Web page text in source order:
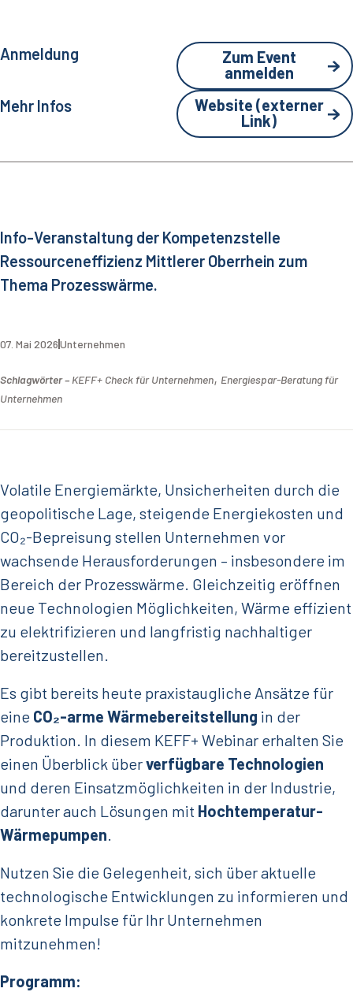
Anmeldung
Zum Event
anmelden
Mehr Infos
Website (externer
Link)
Info-Veranstaltung der Kompetenzstelle
Ressourceneffizienz Mittlerer Oberrhein zum
Thema Prozesswärme.
07. Mai 2026Unternehmen
Schlagwörter – KEFF+ Check für Unternehmen, Energiespar-Beratung für
Unternehmen
Volatile Energiemärkte, Unsicherheiten durch die
geopolitische Lage, steigende Energiekosten und
CO₂-Bepreisung stellen Unternehmen vor
wachsende Herausforderungen – insbesondere im
Bereich der Prozesswärme. Gleichzeitig eröffnen
neue Technologien Möglichkeiten, Wärme effizient
zu elektrifizieren und langfristig nachhaltiger
bereitzustellen.
Es gibt bereits heute praxistaugliche Ansätze für
eine CO₂-arme Wärmebereitstellung in der
Produktion. In diesem KEFF+ Webinar erhalten Sie
einen Überblick überverfügbare Technologien
und deren Einsatzmöglichkeiten in der Industrie,
darunter auch Lösungen mit Hochtemperatur-
Wärmepumpen.
Nutzen Sie die Gelegenheit, sich über aktuelle
technologische Entwicklungen zu informieren und
konkrete Impulse für Ihr Unternehmen
mitzunehmen!
Programm: